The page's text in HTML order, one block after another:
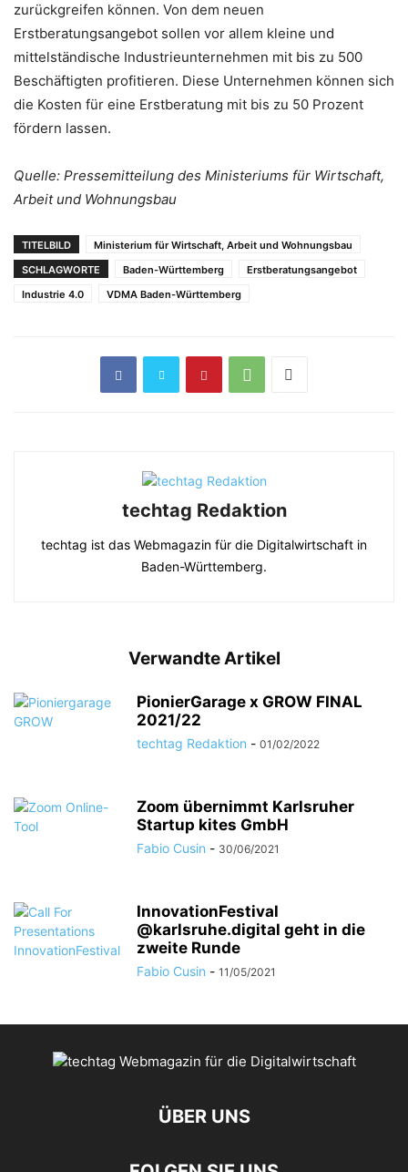
zurückgreifen können. Von dem neuen
Erstberatungsangebot sollen vor allem kleine und
mittelständische Industrieunternehmen mit bis zu 500
Beschäftigten profitieren. Diese Unternehmen können sich
die Kosten für eine Erstberatung mit bis zu 50 Prozent
fördern lassen.
Quelle: Pressemitteilung des Ministeriums für Wirtschaft,
Arbeit und Wohnungsbau
TITELBILD
Ministerium für Wirtschaft, Arbeit und Wohnungsbau
SCHLAGWORTE
Baden-Württemberg
Erstberatungsangebot
Industrie 4.0
VDMA Baden-Württemberg
techtag Redaktion
techtag ist das Webmagazin für die Digitalwirtschaft in
Baden-Württemberg.
Verwandte Artikel
PionierGarage x GROW FINAL
2021/22
techtag Redaktion - 01/02/2022
Zoom übernimmt Karlsruher
Startup kites GmbH
Fabio Cusin - 30/06/2021
InnovationFestival
@karlsruhe.digital geht in die
zweite Runde
Fabio Cusin - 11/05/2021
ÜBER UNS